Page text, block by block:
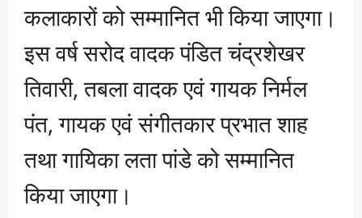
कलाकारों को सम्मानित भी किया जाएगा।
इस वर्ष सरोद वादक पंडित चंद्रशेखर
तिवारी, तबला वादक एवं गायक निर्मल
पंत, गायक एवं संगीतकार प्रभात शाह
तथा गायिका लता पांडे को सम्मानित
किया जाएगा।